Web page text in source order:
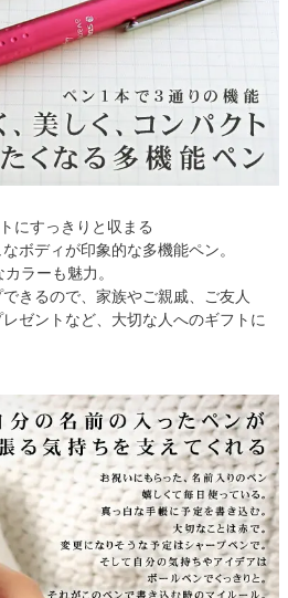
にすっきりと収まる
ボディが印象的な多機能ペン。
ラーも魅力。
きるので、家族やご親戚、ご友人
ゼントなど、大切な人へのギフトに